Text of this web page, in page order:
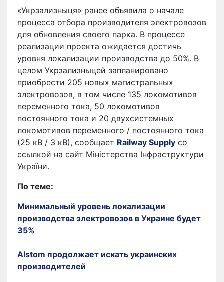
«Укрзализныця» ранее объявила о начале
процесса отбора производителя электровозов
для обновления своего парка. В процессе
реализации проекта ожидается достичь
уровня локализации производства до 50%. В
целом Укрзализныцей запланировано
приобрести 205 новых магистральных
электровозов, в том числе 135 локомотивов
переменного тока, 50 локомотивов
постоянного тока и 20 двухсистемных
локомотивов переменного / постоянного тока
(25 кВ / 3 кВ), сообщает Railway Supply со
ссылкой на сайт Міністерства Інфраструктури
України.
По теме:
Минимальный уровень локализации
производства электровозов в Украине будет
35%
Alstom продолжает искать украинских
производителей